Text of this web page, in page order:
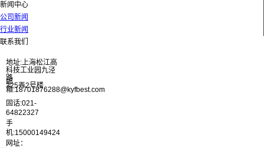
新闻中心
公司新闻
行业新闻
联系我们
地址:上海松江高
科技工业园九泾
路
325弄2号楼
邮
箱:18701876288@kyfbest.com
固话:021-
64822327
手
机:15000149424
网址：